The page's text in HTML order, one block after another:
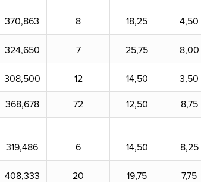
370,863 8 18,25 4,50
324,650 7 25,75 8,00
308,500 12 14,50 3,50
368,678 72 12,50 8,75
319,486 6 14,50 8,25
408,333 20 19,75 7,75